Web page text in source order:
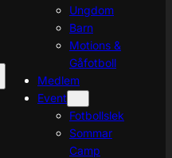
Ungdom
Barn
Motions &
Gåfotboll
Medlem
Event
Fotbollslek
Sommar
Camp